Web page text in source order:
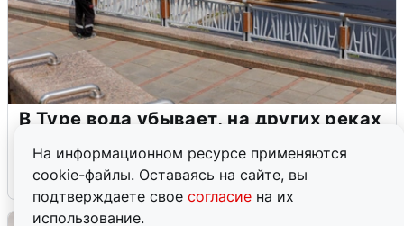
На информационном ресурсе применяются
cookie-файлы. Оставаясь на сайте, вы
подтверждаете свое согласие на их
использование.
В Туре вода убывает, на других реках
4 августа 0